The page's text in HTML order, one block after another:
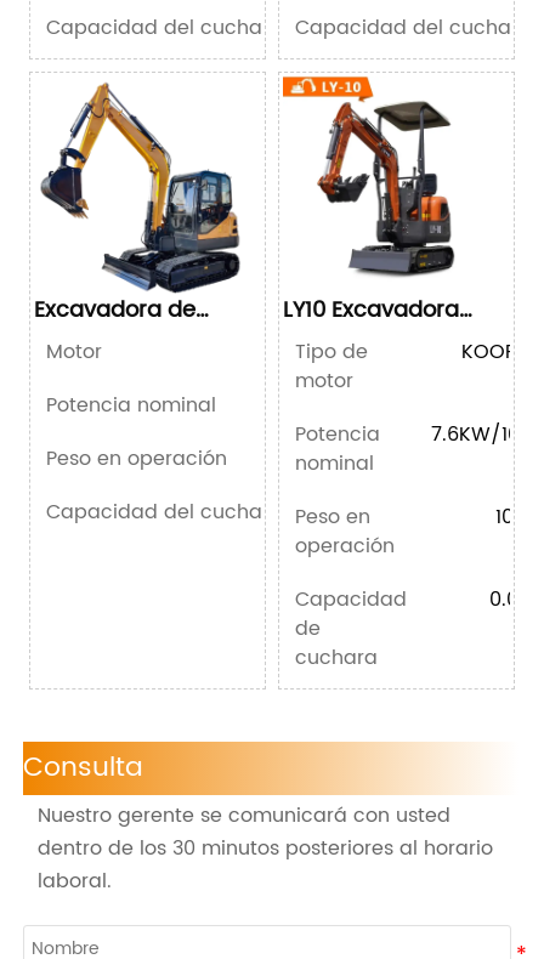
Capacidad del cucharón Capacidad del cucharón
Excavadora de
orugas LY65
Motor
Potencia nominal
Peso en operación
Capacidad del cucharón
LY10 Excavadora
miniatura de 1
tonelada
Tipo de
motor
KOOP
Potencia
nominal
7.6KW/
Peso en
operación
Capacidad
de
cuchara
0.03
Consulta
Nuestro gerente se comunicará con usted
dentro de los 30 minutos posteriores al horario
laboral.